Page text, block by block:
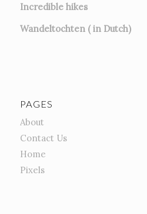
Incredible hikes
Wandeltochten ( in Dutch)
PAGES
About
Contact Us
Home
Pixels